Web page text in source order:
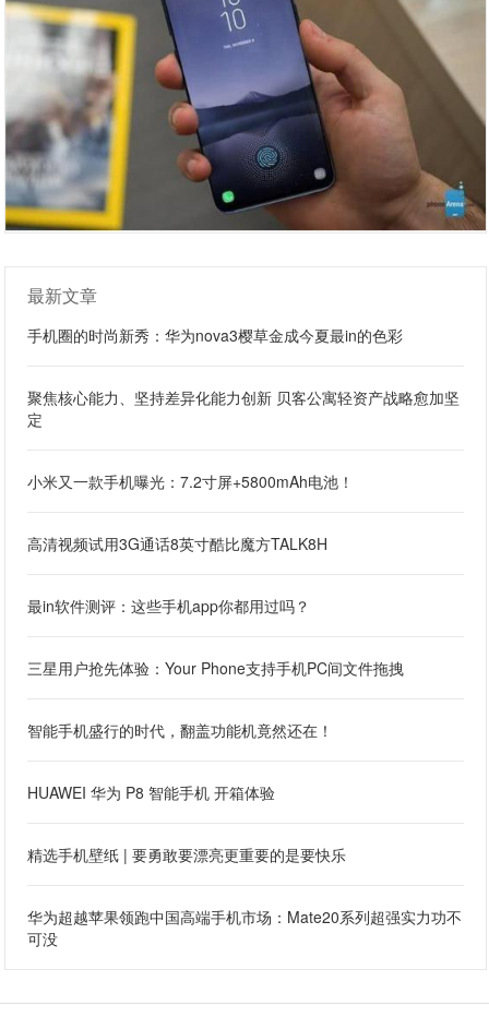
最新文章
手机圈的时尚新秀：华为nova3樱草金成今夏最in的色彩
聚焦核心能力、坚持差异化能力创新 贝客公寓轻资产战略愈加坚
定
小米又一款手机曝光：7.2寸屏+5800mAh电池！
高清视频试用3G通话8英寸酷比魔方TALK8H
最in软件测评：这些手机app你都用过吗？
三星用户抢先体验：Your Phone支持手机PC间文件拖拽
智能手机盛行的时代，翻盖功能机竟然还在！
HUAWEI 华为 P8 智能手机 开箱体验
精选手机壁纸 | 要勇敢要漂亮更重要的是要快乐
华为超越苹果领跑中国高端手机市场：Mate20系列超强实力功不
可没